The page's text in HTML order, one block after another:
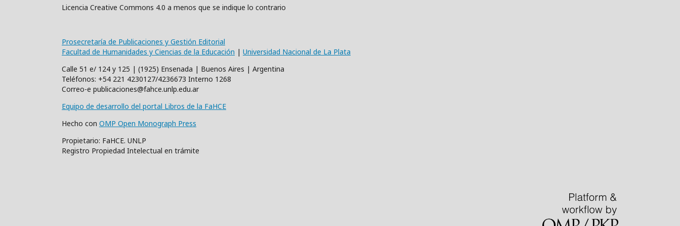
Licencia Creative Commons 4.0 a menos que se indique lo contrario
Prosecretaría de Publicaciones y Gestión Editorial
Facultad de Humanidades y Ciencias de la Educación | Universidad Nacional de La Plata
Calle 51 e/ 124 y 125 | (1925) Ensenada | Buenos Aires | Argentina
Teléfonos: +54 221 4230127/4236673 Interno 1268
Correo-e publicaciones@fahce.unlp.edu.ar
Equipo de desarrollo del portal Libros de la FaHCE
Hecho con OMP Open Monograph Press
Propietario: FaHCE. UNLP
Registro Propiedad Intelectual en trámite